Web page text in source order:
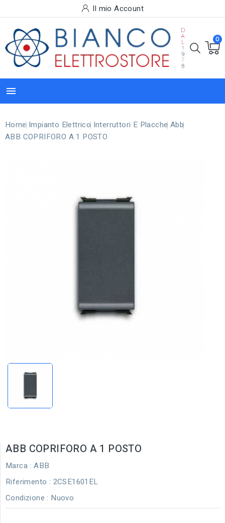
Il mio Account
0

Home Impianto Elettrico Interruttori E Placche Abb
ABB COPRIFORO A 1 POSTO
ABB COPRIFORO A 1 POSTO
Marca : ABB
Riferimento : 2CSE1601EL
Condizione : Nuovo